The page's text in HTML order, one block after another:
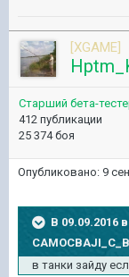
[XGAME]
Старший бета-
412 публикации
25 374 боя
Опубликовано: 9
В 09.09.2016
в танки зайду